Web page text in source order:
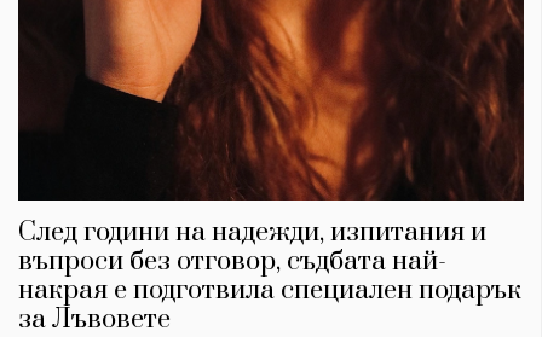
След години на надежди, изпитания и
въпроси без отговор, съдбата най-
накрая е подготвила специален подарък
за Лъвовете